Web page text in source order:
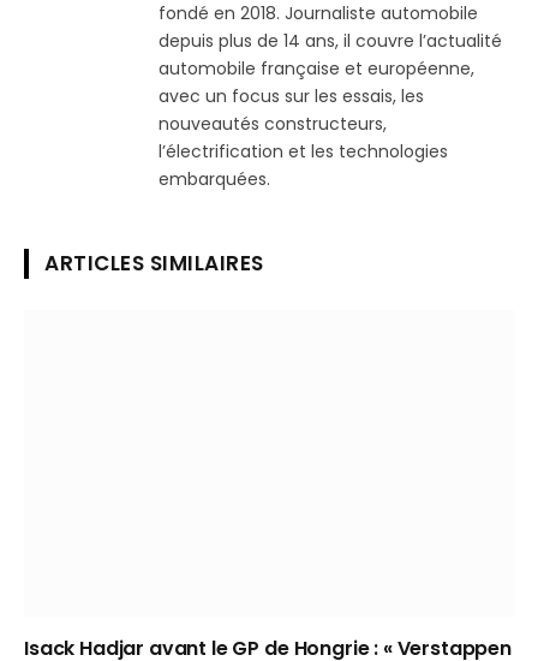
fondé en 2018. Journaliste automobile
depuis plus de 14 ans, il couvre l’actualité
automobile française et européenne,
avec un focus sur les essais, les
nouveautés constructeurs,
l’électrification et les technologies
embarquées.
ARTICLES SIMILAIRES
Isack Hadjar avant le GP de Hongrie : « Verstappen